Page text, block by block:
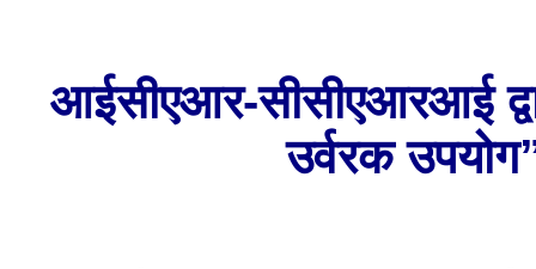
आईसीएआर-सीसीएआरआई
उर्वरक